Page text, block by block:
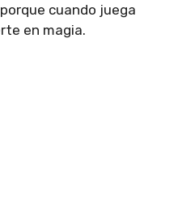
cuando juega
en magia.